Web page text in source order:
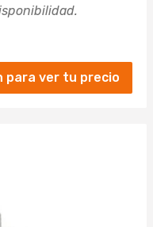
para ver tu precio